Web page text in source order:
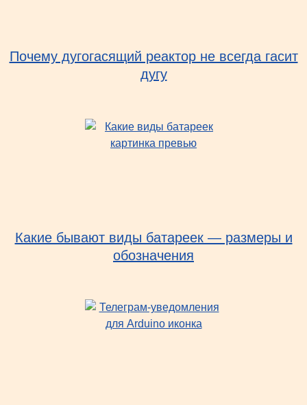
Почему дугогасящий реактор не всегда гасит
дугу
Какие бывают виды батареек — размеры и
обозначения